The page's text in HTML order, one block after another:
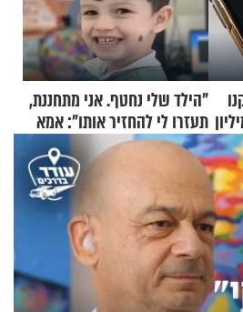
בשווי 88 מיליון
"הילד שלי נחטף. אני מתחננת,
תעזרו לי להחזיר אותו": אמא
של יובל בן ה-4 בריאיון דומע